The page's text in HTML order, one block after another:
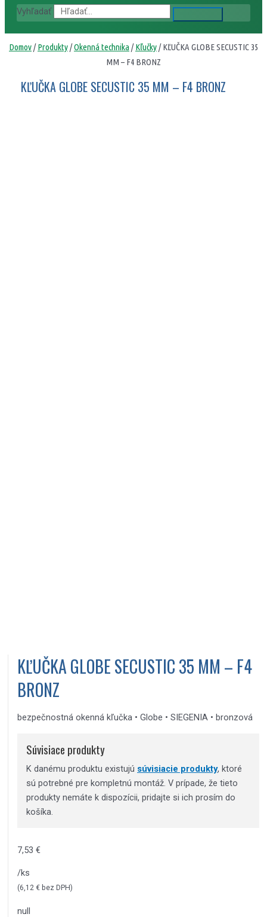
Vyhľadať
Domov/Produkty/Okenná technika /Kľučky/ KĽUČKA GLOBE SECUSTIC 35
MM – F4 BRONZ
KĽUČKA GLOBE SECUSTIC 35 MM – F4 BRONZ
KĽUČKA GLOBE SECUSTIC 35 MM – F4
BRONZ
bezpečnostná okenná kľučka • Globe • SIEGENIA • bronzová
Súvisiace produkty
K danému produktu existujú súvisiacie produkty, ktoré
sú potrebné pre kompletnú montáž. V prípade, že tieto
produkty nemáte k dispozícii, pridajte si ich prosím do
košíka.
7,53 €
/ks
(6,12 € bez DPH)
null